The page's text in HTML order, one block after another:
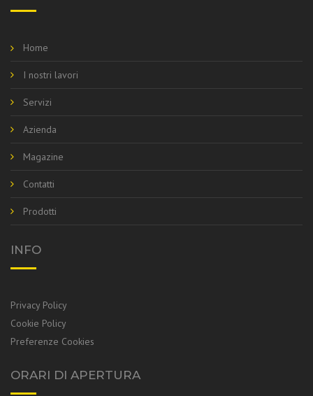
Home
I nostri lavori
Servizi
Azienda
Magazine
Contatti
Prodotti
INFO
Privacy Policy
Cookie Policy
Preferenze Cookies
ORARI DI APERTURA